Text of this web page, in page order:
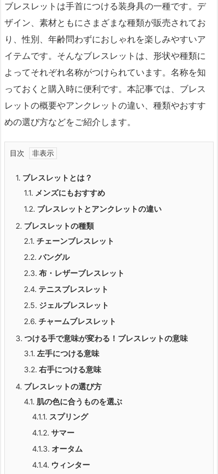
ブレスレットは手首につける装身具の一種です。デ
ザイン、素材ともにさまざまな種類が販売されてお
り、性別、年齢問わずにおしゃれを楽しみやすいア
イテムです。そんなブレスレットは、形状や種類に
よってそれぞれ名称がつけられています。名称を知
っておくと購入時に便利です。本記事では、ブレス
レットの概要やアンクレットの違い、種類やおすす
めの選び方などをご紹介します。
目次
1. ブレスレットとは？
1.1. メンズにもおすすめ
1.2. ブレスレットとアンクレットの違い
2. ブレスレットの種類
2.1. チェーンブレスレット
2.2. バングル
2.3. 布・レザーブレスレット
2.4. テニスブレスレット
2.5. ジェルブレスレット
2.6. チャームブレスレット
3. つける手で意味が変わる！ブレスレットの意味
3.1. 左手につける意味
3.2. 右手につける意味
4. ブレスレットの選び方
4.1. 肌の色に合うものを選ぶ
4.1.1. スプリング
4.1.2. サマー
4.1.3. オータム
4.1.4. ウィンター